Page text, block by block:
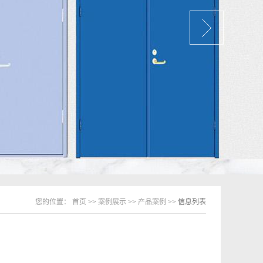
您的位置： 首页 >> 案例展示 >> 产品案例 >> 信息列表